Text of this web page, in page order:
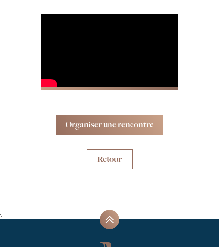
Organiser une rencontre
Retour
}